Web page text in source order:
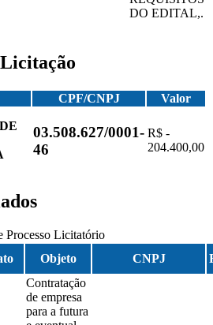
DO EDITAL,.
CPF/CNPJ Valor
03.508.627/0001-
46
R$ -
204.400,00
Processo Licitatório
Objeto CNPJ
Contratação
de empresa
para a futura